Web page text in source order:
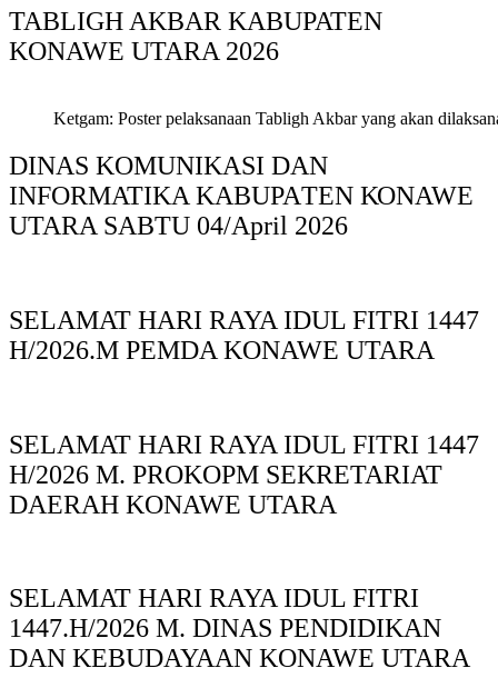
TABLIGH AKBAR KABUPATEN
KONAWE UTARA 2026
Ketgam: Poster pelaksanaan Tabligh Akbar yang akan
DINAS KOMUNIKASI DAN
INFORMATIKA KABUPAΤΕΝ ΚΟNAWE
UTARA SABTU 04/April 2026
SELAMAT HARI RAYA IDUL FITRI 1447
H/2026.M PEMDA KONAWE UTARA
SELAMAT HARI RAYA IDUL FITRI 1447
H/2026 M. PROKOPM SEKRETARIAT
DAERAH KONAWE UTARA
SELAMAT HARI RAYA IDUL FITRI
1447.H/2026 M. DINAS PENDIDIKAN
DAN KEBUDAYAAN KONAWE UTARA